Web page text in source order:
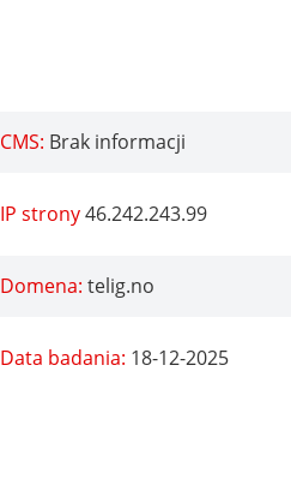
CMS: Brak informacji
IP strony46.242.243.99
Domena: telig.no
Data badania: 18-12-2025